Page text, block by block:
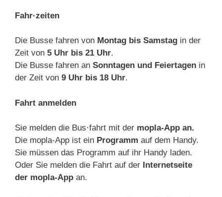
Fahr·zeiten
Die Busse fahren von Montag bis Samstag in der
Zeit von 5 Uhr bis 21 Uhr.
Die Busse fahren an Sonntagen und Feiertagen in
der Zeit von 9 Uhr bis 18 Uhr.
Fahrt anmelden
Sie melden die Bus·fahrt mit der mopla-App an.
Die mopla-App ist ein Programm auf dem Handy.
Sie müssen das Programm auf ihr Handy laden.
Oder Sie melden die Fahrt auf der Internetseite
der mopla-App an.